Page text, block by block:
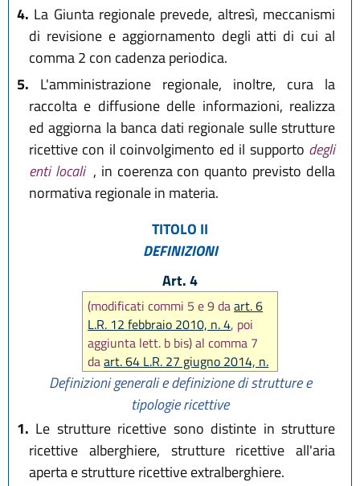
4. La Giunta regionale prevede, altresì, meccanismi
di revisione e aggiornamento degli atti di cui al
comma 2 con cadenza periodica.
5. L'amministrazione regionale, inoltre, cura la
raccolta e diffusione delle informazioni, realizza
ed aggiorna la banca dati regionale sulle strutture
ricettive con il coinvolgimento ed il supporto degli
enti locali , in coerenza con quanto previsto della
normativa regionale in materia.
TITOLO II
DEFINIZIONI
Art. 4
(modificati commi 5 e 9 daart. 6
L.R. 12 febbraio 2010, n. 4, poi
aggiunta lett. b bis) al comma 7
daart. 64 L.R. 27 giugno 2014, n.
7, infine sostituito comma 6 da
art. 14 L.R. 23 aprile 2019, n. 3)
Definizioni generali e definizione di strutture e
tipologie ricettive
1. Le strutture ricettive sono distinte in strutture
ricettive alberghiere, strutture ricettive all'aria
aperta e strutture ricettive extralberghiere.